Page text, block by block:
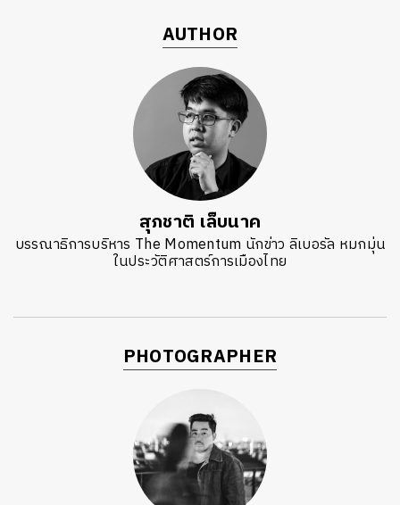
AUTHOR
สุภชาติ เล็บนาค
บรรณาธิการบริหาร The Momentum นักข่าว ลิเบอรัล หมกมุ่น
ในประวัติศาสตร์การเมืองไทย
PHOTOGRAPHER